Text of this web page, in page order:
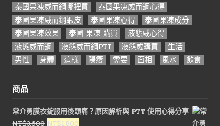
泰國果凍威而鋼哪裡買
泰國果凍威而鋼心得
泰國果凍威而鋼蝦皮
泰國果凍心得
泰國果凍成分
泰國果凍效果
泰國 果凍 購買
液態威心得
液態威而鋼
液態威而鋼PTT 液態威購買
生活
男性
身體 這樣 陽痿 需要 面相 風水 飲食
商品
常介勇膜衣錠服用後頭痛？原因解析與 PTT 使用心得分享
NT$3,600 原
NT$1,800